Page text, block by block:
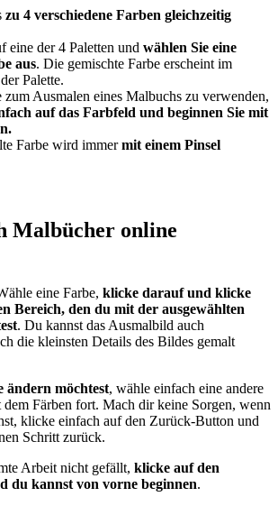
zu 4 verschiedene Farben gleichzeitig
eine der 4 Paletten und wählen Sie eine
aus. Die gemischte Farbe erscheint im
Palette.
Ausmalen eines Malbuchs zu verwenden,
auf das Farbfeld und beginnen Sie mit
Farbe wird immermit einem Pinsel
Malbücher online
eine Farbe, klicke darauf und klicke
Bereich, den du mit der ausgewählten
. Du kannst das Ausmalbild auch
die kleinsten Details des Bildes gemalt
ändern möchtest, wähle einfach eine andere
Färben fort. Mach dir keine Sorgen, wenn
klicke einfach auf den Zurück-Button und
Schritt zurück.
Arbeit nicht gefällt, klicke auf den
du kannst von vorne beginnen.